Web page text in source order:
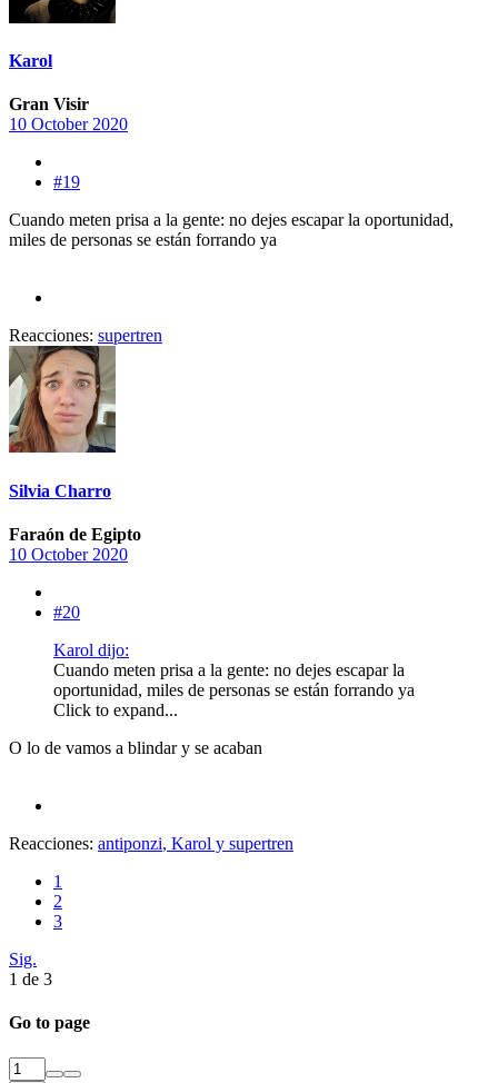
Karol
Gran Visir
10 October 2020
#19
Cuando meten prisa a la gente: no dejes escapar la oportunidad,
miles de personas se están forrando ya
Reacciones: supertren
Silvia Charro
Faraón de Egipto
10 October 2020
#20
Karol dijo:
Cuando meten prisa a la gente: no dejes escapar la
oportunidad, miles de personas se están forrando ya
Click to expand...
O lo de vamos a blindar y se acaban
Reacciones: antiponzi, Karol y supertren
1
2
3
Sig.
1 de 3
Go to page